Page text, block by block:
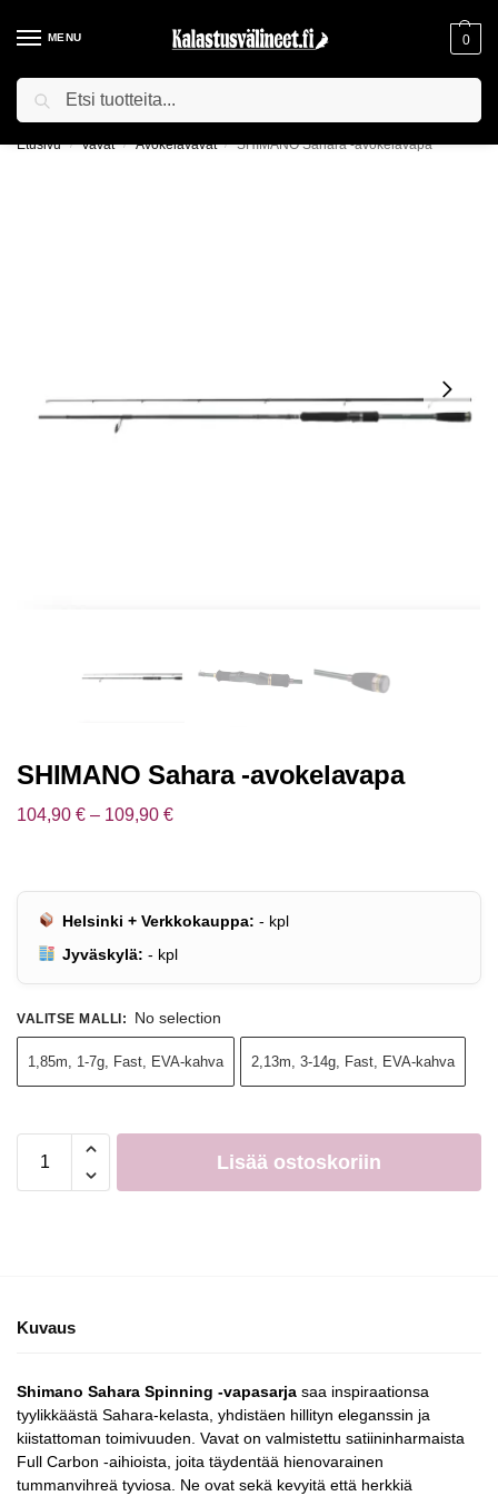
MENU 0
ILMAINEN TOIMITUS YLI 75€ TILAUKSILLE!
Etusivu / Vavat / Avokelavavat / SHIMANO Sahara -avokelavapa
SHIMANO Sahara -avokelavapa
104,90 € – 109,90 €
Helsinki + Verkkokauppa: - kpl
Jyväskylä: - kpl
VALITSE MALLI : No selection
1,85m, 1-7g, Fast, EVA-kahva 2,13m, 3-14g, Fast, EVA-kahva
Lisää ostoskoriin
Kuvaus
Shimano Sahara Spinning -vapasarja saa inspiraationsa
tyylikkäästä Sahara-kelasta, yhdistäen hillityn eleganssin ja
kiistattoman toimivuuden. Vavat on valmistettu satiininharmaista
Full Carbon -aihioista, joita täydentää hienovarainen
tummanvihreä tyviosa. Ne ovat sekä kevyitä että herkkiä